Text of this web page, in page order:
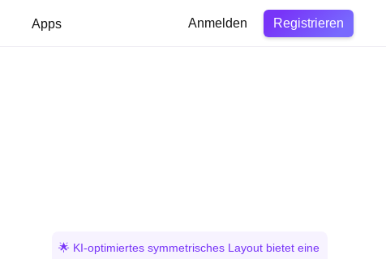
Apps Anmelden Registrieren
🌟 KI-optimiertes symmetrisches Layout bietet eine